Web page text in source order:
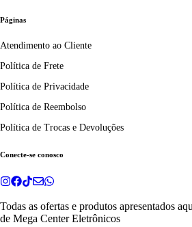
Páginas
Atendimento ao Cliente
Política de Frete
Política de Privacidade
Política de Reembolso
Política de Trocas e Devoluções
Conecte-se conosco
Todas as ofertas e produtos apresentados
de Mega Center Eletrônicos